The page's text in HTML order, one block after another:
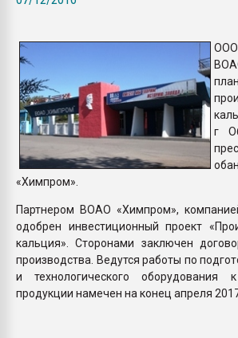
г
«Химпром».
Партнером ВОАО «Химпром»,
одобрен инвестиционный проект
кальция». Сторонами заключен
производства. Ведутся работы по
и технологического оборудования
продукции намечен на конец апреля